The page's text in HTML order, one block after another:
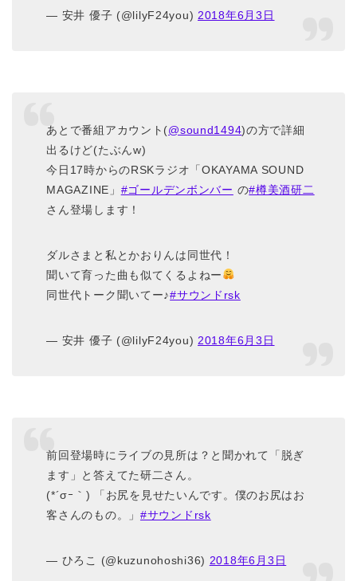
— 安井 優子 (@lilyF24you) 2018年6月3日
あとで番組アカウント(@sound1494)の方で詳細
出るけど(たぶんw)
今日17時からのRSKラジオ「OKAYAMA SOUND
MAGAZINE」 #ゴールデンボンバー の#樽美酒研二
さん登場します！
ダルさまと私とかおりんは同世代！
聞いて育った曲も似てくるよねー
同世代トーク聞いてー♪#サウンドrsk
— 安井 優子 (@lilyF24you) 2018年6月3日
前回登場時にライブの見所は？と聞かれて「脱ぎ
ます」と答えてた研二さん。
(*´σｰ｀) 「お尻を見せたいんです。僕のお尻はお
客さんのもの。」 #サウンドrsk
— ひろこ (@kuzunohoshi36) 2018年6月3日